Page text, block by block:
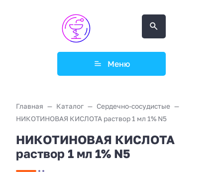
Меню
Главная Каталог
Сердечно-сосудистые
НИКОТИНОВАЯ КИСЛОТА раствор 1 мл 1% N5
НИКОТИНОВАЯ КИСЛОТА
раствор 1 мл 1% N5